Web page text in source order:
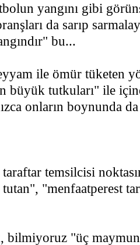
yangını gibi
da sarıp
bu...
ile ömür tüketen
büyük tutkuları" ile
onların boynunda
temsilcisi
"menfaatperest
bilmiyoruz "üç maymun